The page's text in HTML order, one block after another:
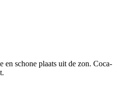
en schone plaats uit de zon. Coca-